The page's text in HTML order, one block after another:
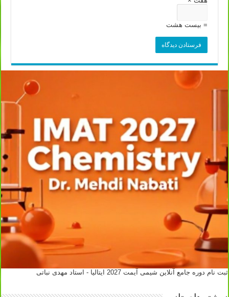
= بیست هشت
ثبت نام دوره جامع آنلاین شیمی آیمت 2027 ایتالیا - استاد مهدی نباتی